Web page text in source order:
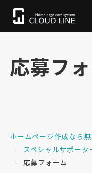
応募フ
ホームページ作成なら
スペシャルサポータ
応募フォーム